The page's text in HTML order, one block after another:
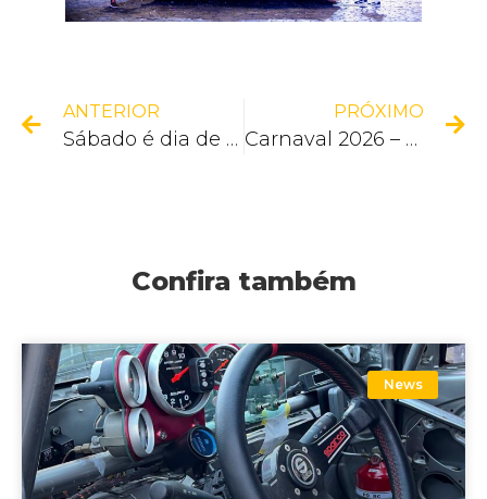
ANTERIOR
Sábado é dia de blocos na avenida!
PRÓXIMO
Carnaval 2026 – Corrida Rústica
Confira também
News